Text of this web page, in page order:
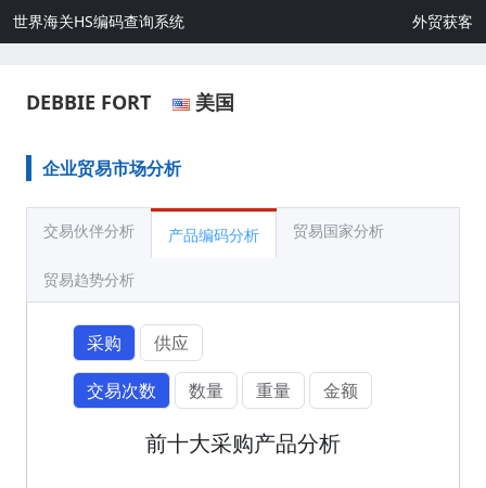
世界海关HS编码查询系统 外贸获客
DEBBIE FORT 美国
企业贸易市场分析
交易伙伴分析 产品编码分析 贸易国家分析
贸易趋势分析
采购
供应
交易次数
数量 重量 金额
前十大采购产品分析